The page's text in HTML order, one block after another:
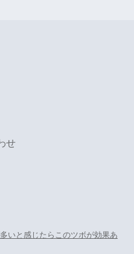
せ
いと感じたらこのツボが効果あ